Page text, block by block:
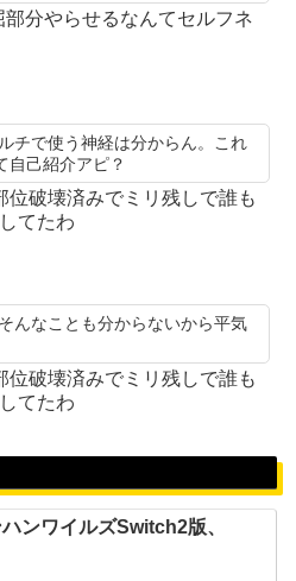
部分やらせるなんてセルフネ
チで使う神経は分からん。これ
自己紹介アピ？
位破壊済みでミリ残しで誰も
てたわ
んなことも分からないから平気
位破壊済みでミリ残しで誰も
てたわ
ハンワイルズSwitch2版、